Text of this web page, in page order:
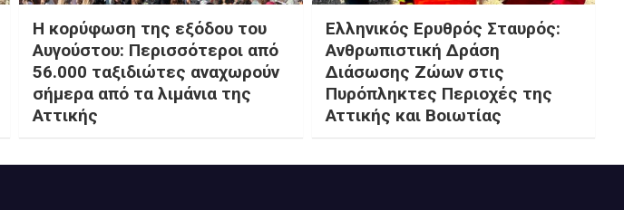
Η κορύφωση της εξόδου του
Αυγούστου: Περισσότεροι από
56.000 ταξιδιώτες αναχωρούν
σήμερα από τα λιμάνια της
Αττικής
Ελληνικός Ερυθρός Σταυρός:
Ανθρωπιστική Δράση
Διάσωσης Ζώων στις
Πυρόπληκτες Περιοχές της
Αττικής και Βοιωτίας